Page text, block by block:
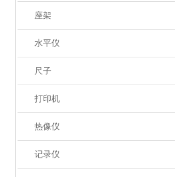
座架
水平仪
尺子
打印机
热像仪
记录仪